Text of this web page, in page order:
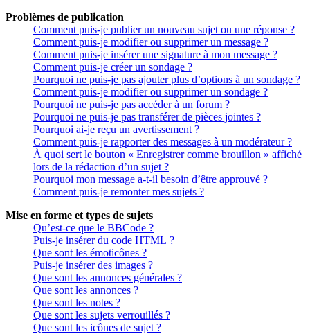
Problèmes de publication
Comment puis-je publier un nouveau sujet ou une réponse ?
Comment puis-je modifier ou supprimer un message ?
Comment puis-je insérer une signature à mon message ?
Comment puis-je créer un sondage ?
Pourquoi ne puis-je pas ajouter plus d’options à un sondage ?
Comment puis-je modifier ou supprimer un sondage ?
Pourquoi ne puis-je pas accéder à un forum ?
Pourquoi ne puis-je pas transférer de pièces jointes ?
Pourquoi ai-je reçu un avertissement ?
Comment puis-je rapporter des messages à un modérateur ?
À quoi sert le bouton « Enregistrer comme brouillon » affiché
lors de la rédaction d’un sujet ?
Pourquoi mon message a-t-il besoin d’être approuvé ?
Comment puis-je remonter mes sujets ?
Mise en forme et types de sujets
Qu’est-ce que le BBCode ?
Puis-je insérer du code HTML ?
Que sont les émoticônes ?
Puis-je insérer des images ?
Que sont les annonces générales ?
Que sont les annonces ?
Que sont les notes ?
Que sont les sujets verrouillés ?
Que sont les icônes de sujet ?